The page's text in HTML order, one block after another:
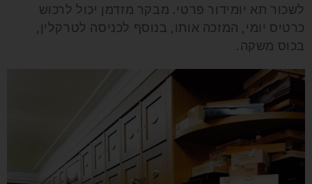
לשכור תא יומידור פרטי. מבקר מזדמן יכול לרכוש
כרטיס יומי, המזכה אותו, בנוסף לכניסה לטרקלין,
בכוס משקה.